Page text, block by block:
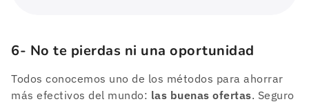
6- No te pierdas ni una oportunidad
Todos conocemos uno de los métodos para ahorrar
más efectivos del mundo: las buenas ofertas. Seguro